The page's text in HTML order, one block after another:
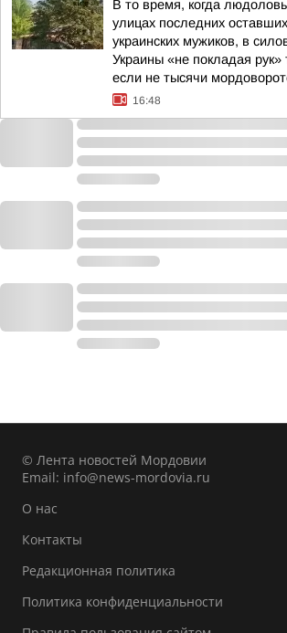
В то время, когда
улицах последних
украинских мужиков, в
Украины «не покладая рук»
если не тысячи
16:48
© Лента новостей Мордовии
Email: info@news-mordovia.ru
О нас
Контакты
Редакционная политика
Политика конфиденциальности